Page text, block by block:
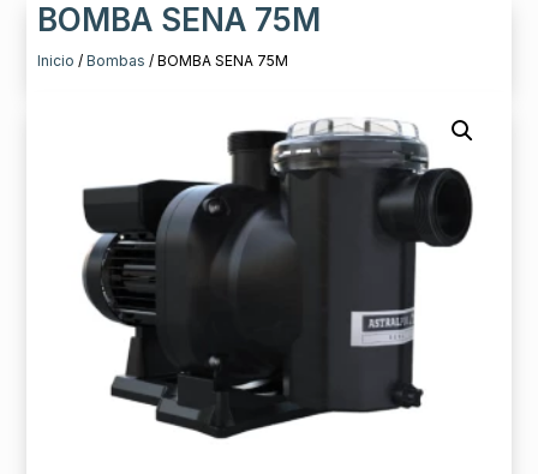
BOMBA SENA 75M
Inicio /Bombas / BOMBA SENA 75M